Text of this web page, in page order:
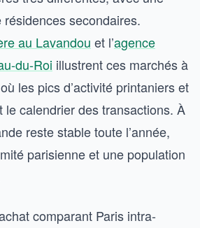
secondaires.
au Lavandou et l’agence
du-Roi illustrent ces marchés à
les pics d’activité printaniers et
le calendrier des transactions. À
reste stable toute l’année,
parisienne et une population
comparant Paris intra-